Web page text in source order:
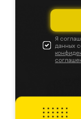
Я
данных